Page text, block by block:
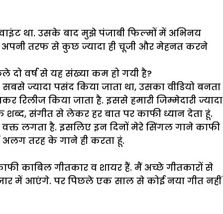
था. उसके बाद मुझे पंजाबी फिल्मों में अभिनय
तरफ से कुछ ज्यादा ही चूजी और मेहनत करने
वर्ष से यह संख्या कम हो गयी है?
ज्यादा पसंद किया जाता था, उसका वीडियो बनता
रिलीज किया जाता है. इससे हमारी जिम्मेदारी ज्यादा
संगीत से लेकर हर बात पर काफी ध्यान देता हूं.
वक्त लगता है. इसलिए इन दिनों मेरे सिंगल गाने काफी
तरह के गाने ही करता हूं.
काबिल गीतकार व शायर हैं. मैं अच्छे गीतकारों से
में आएंगे. पर पिछले एक साल से कोई नया गीत नहीं